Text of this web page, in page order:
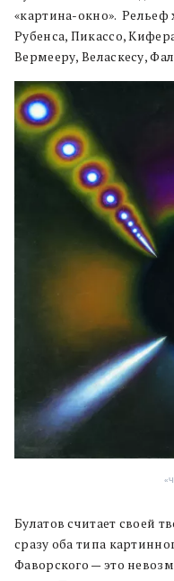
«картина-окно». Рельеф
Рубенса, Пикассо,
Вермееру, Веласкесу,
Булатов считает своей
сразу оба типа
Фаворского — это